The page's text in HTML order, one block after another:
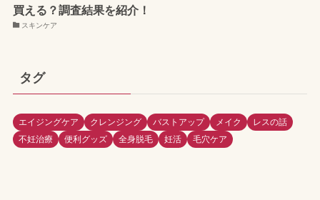
買える？調査結果を紹介！
スキンケア
タグ
エイジングケア クレンジング バストアップ メイク
レスの話
不妊治療
便利グッズ 全身脱毛 妊活 毛穴ケア